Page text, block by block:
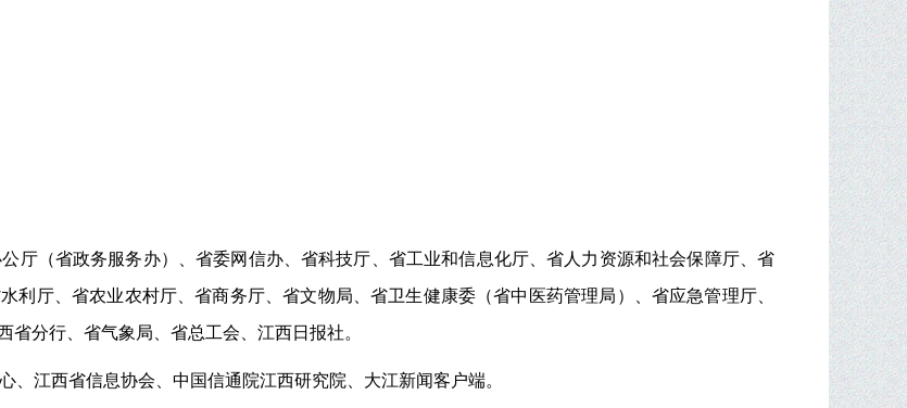
厅（省政务服务办）、省委网信办、省科技厅、省工业和信息化厅、省人力资源和社会保障厅、省
利厅、省农业农村厅、省商务厅、省文物局、省卫生健康委（省中医药管理局）、省应急管理厅、
分行、省气象局、省总工会、江西日报社。
、江西省信息协会、中国信通院江西研究院、大江新闻客户端。